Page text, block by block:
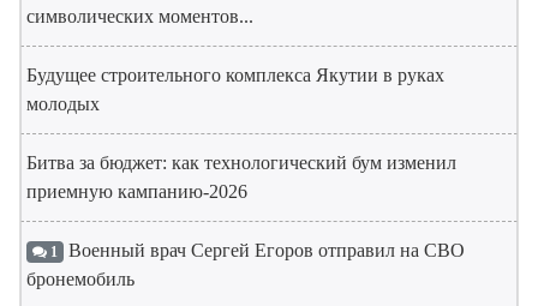
символических моментов...
Будущее строительного комплекса Якутии в руках
молодых
Битва за бюджет: как технологический бум изменил
приемную кампанию-2026
1 Военный врач Сергей Егоров отправил на СВО
бронемобиль